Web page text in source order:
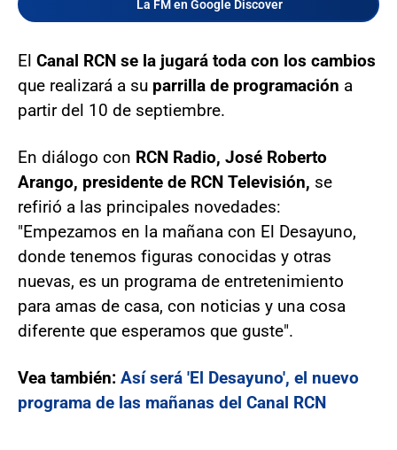
La FM en Google Discover
El Canal RCN se la jugará toda con los cambios
que realizará a su parrilla de programación a
partir del 10 de septiembre.
En diálogo con RCN Radio, José Roberto
Arango, presidente de RCN Televisión, se
refirió a las principales novedades:
"Empezamos en la mañana con El Desayuno,
donde tenemos figuras conocidas y otras
nuevas, es un programa de entretenimiento
para amas de casa, con noticias y una cosa
diferente que esperamos que guste".
Vea también: Así será 'El Desayuno', el nuevo
programa de las mañanas del Canal RCN